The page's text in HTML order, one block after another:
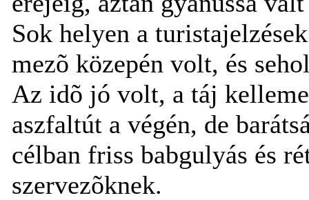
Sok helyen a
mezõ közepén volt, és
Az idõ jó volt, a táj
aszfaltút a végén, de
célban friss babgulyás és
szervezõknek.